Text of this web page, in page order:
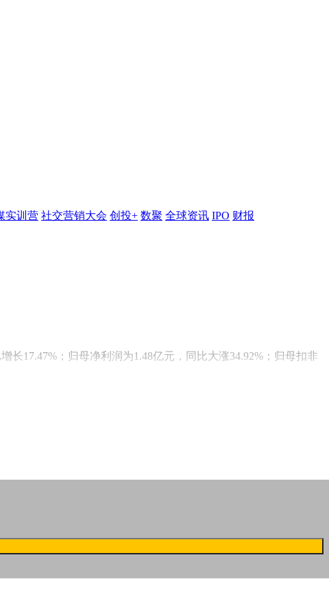
实训营 社交营销大会 创投+ 数聚 全球资讯 IPO 财报
长17.47%；归母净利润为1.48亿元，同比大涨34.92%；归母扣非